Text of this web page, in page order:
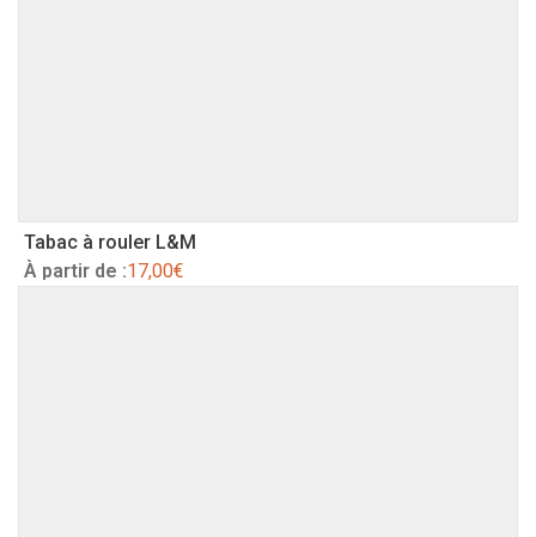
Tabac à rouler L&M
À partir de :17,00€